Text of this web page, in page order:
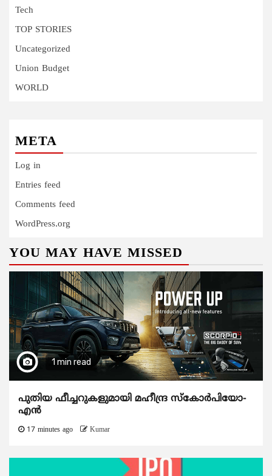
Tech
TOP STORIES
Uncategorized
Union Budget
WORLD
META
Log in
Entries feed
Comments feed
WordPress.org
YOU MAY HAVE MISSED
1 min read
പുതിയ ഫീച്ചറുകളുമായി മഹീന്ദ്ര സ്കോർപിയോ-
എൻ
17 minutes ago Kumar